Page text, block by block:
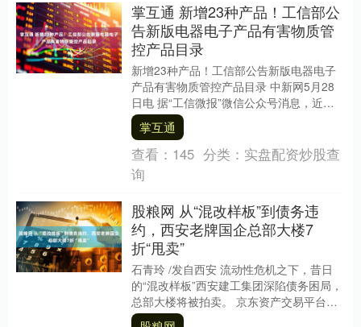
掌互通 新增23种产品！工信部公
告新版电器电子产品有害物质管
控产品目录
新增23种产品！工信部公告新版电器电子
产品有害物质管控产品目录 中新网5月28
日电 据“工信微报”微信公众号消息，近
日，工业和信息化部商生态环境部、市场
监督管理....
掌互通
查看： 145 分类： 实盘配资炒股查
询
股粮网 从“混改样板”到债务违
约，西安老牌国企总部大楼7
折“甩卖”
石青玲 /发自西安 流动性危机之下，昔日
的“混改样板”西安建工集团深陷债务困局，
总部大楼将被拍卖。 京东资产交易平台信
息显示，2026年5月14日，山东省济南